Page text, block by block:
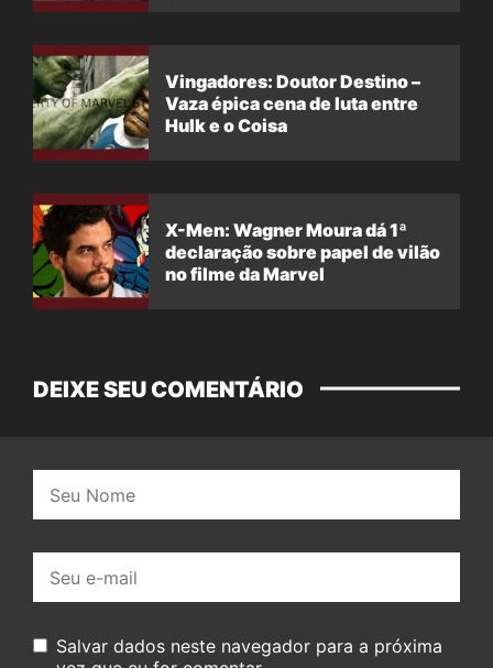
Vingadores: Doutor Destino –
Vaza épica cena de luta entre
Hulk e o Coisa
X-Men: Wagner Moura dá 1ª
declaração sobre papel de vilão
no filme da Marvel
DEIXE SEU COMENTÁRIO
mail:
Salvar dados neste navegador para a próxima